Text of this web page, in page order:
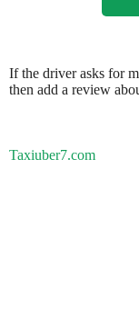
If the driver asks for
then add a review
Taxiuber7.com